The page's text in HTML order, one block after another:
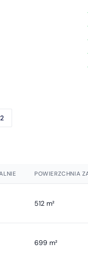
POWIERZCHNIA
512 m²
699 m²